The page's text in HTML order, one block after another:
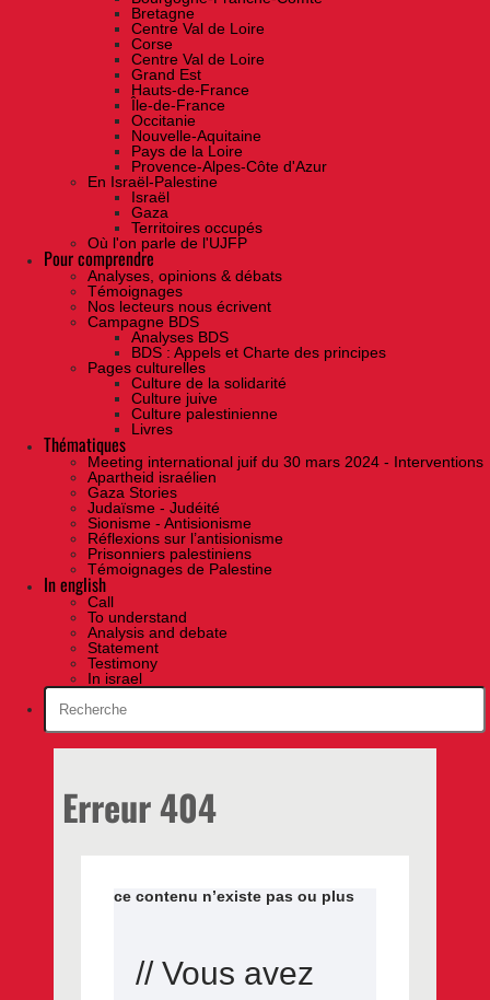
Bretagne
Centre Val de Loire
Corse
Centre Val de Loire
Grand Est
Hauts-de-France
Île-de-France
Occitanie
Nouvelle-Aquitaine
Pays de la Loire
Provence-Alpes-Côte d'Azur
En Israël-Palestine
Israël
Gaza
Territoires occupés
Où l'on parle de l'UJFP
Pour comprendre
Analyses, opinions & débats
Témoignages
Nos lecteurs nous écrivent
Campagne BDS
Analyses BDS
BDS : Appels et Charte des principes
Pages culturelles
Culture de la solidarité
Culture juive
Culture palestinienne
Livres
Thématiques
Meeting international juif du 30 mars 2024 - Interventions
Apartheid israélien
Gaza Stories
Judaïsme - Judéité
Sionisme - Antisionisme
Réflexions sur l’antisionisme
Prisonniers palestiniens
Témoignages de Palestine
In english
Call
To understand
Analysis and debate
Statement
Testimony
In israel
Erreur 404
ce contenu n’existe pas ou plus
// Vous avez